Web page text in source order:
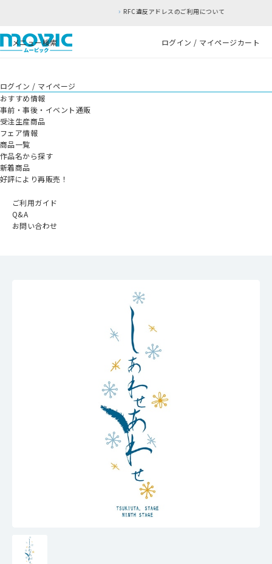
RFC違反アドレスのご利用について
メニュー検索 ログイン / マイページカート
ログイン / マイページ
おすすめ情報
事前・事後・イベント通販
受注生産商品
フェア情報
商品一覧
作品名から探す
新着商品
好評により再販売！
ご利用ガイド
Q&A
お問い合わせ